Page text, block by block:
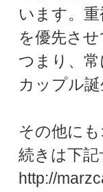
います。
を優先さ
つまり、
カップル
その他に
続きは下
http://